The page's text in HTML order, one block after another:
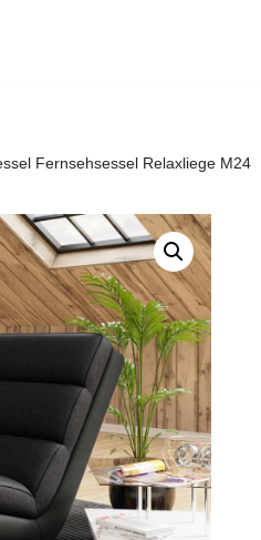
Fernsehsessel Relaxliege M24